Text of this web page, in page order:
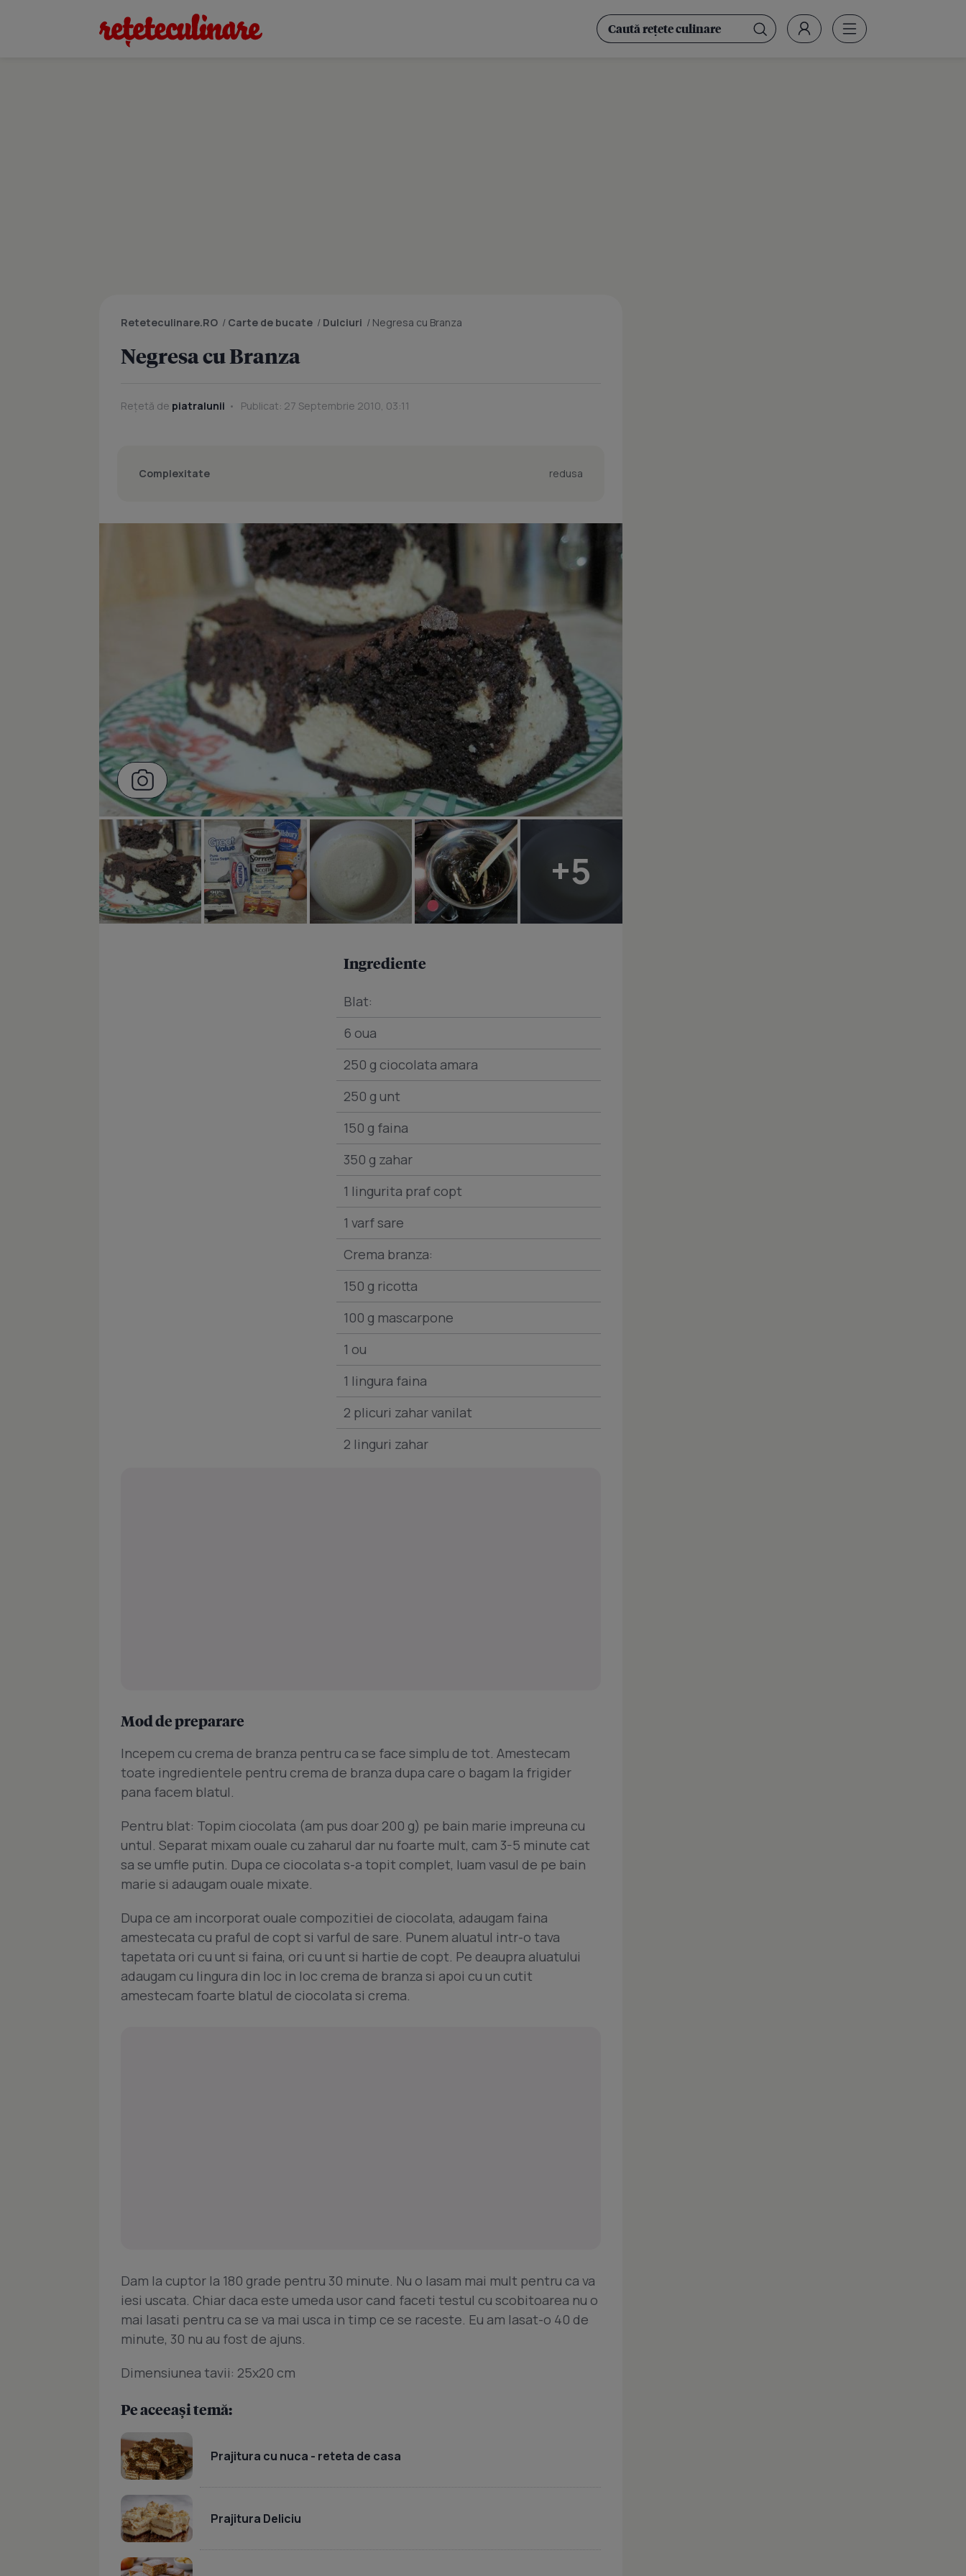
Reteteculinare.RO / Carte de bucate / Dulciuri / Negresa cu Branza
Negresa cu Branza
Rețetă de piatralunii Publicat: 27 Septembrie 2010, 03:11
Complexitate redusa
+5
Ingrediente
Blat:
6 oua
250 g ciocolata amara
250 g unt
150 g faina
350 g zahar
1 lingurita praf copt
1 varf sare
Crema branza:
150 g ricotta
100 g mascarpone
1 ou
1 lingura faina
2 plicuri zahar vanilat
2 linguri zahar
Mod de preparare
Incepem cu crema de branza pentru ca se face simplu de tot. Amestecam
toate ingredientele pentru crema de branza dupa care o bagam la frigider
pana facem blatul.
Pentru blat: Topim ciocolata (am pus doar 200 g) pe bain marie impreuna cu
untul. Separat mixam ouale cu zaharul dar nu foarte mult, cam 3-5 minute cat
sa se umfle putin. Dupa ce ciocolata s-a topit complet, luam vasul de pe bain
marie si adaugam ouale mixate.
Dupa ce am incorporat ouale compozitiei de ciocolata, adaugam faina
amestecata cu praful de copt si varful de sare. Punem aluatul intr-o tava
tapetata ori cu unt si faina, ori cu unt si hartie de copt. Pe deaupra aluatului
adaugam cu lingura din loc in loc crema de branza si apoi cu un cutit
amestecam foarte blatul de ciocolata si crema.
Dam la cuptor la 180 grade pentru 30 minute. Nu o lasam mai mult pentru ca va
iesi uscata. Chiar daca este umeda usor cand faceti testul cu scobitoarea nu o
mai lasati pentru ca se va mai usca in timp ce se raceste. Eu am lasat-o 40 de
minute, 30 nu au fost de ajuns.
Dimensiunea tavii: 25x20 cm
Pe aceeași temă:
Prajitura cu nuca - reteta de casa
Prajitura Deliciu